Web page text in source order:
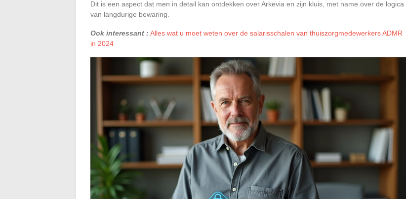
Dit is een aspect dat men in detail kan ontdekken over Arkevia en zijn kluis, met name over de logica
van langdurige bewaring.
Ook interessant : Alles wat u moet weten over de salarisschalen van thuiszorgmedewerkers ADMR
in 2024